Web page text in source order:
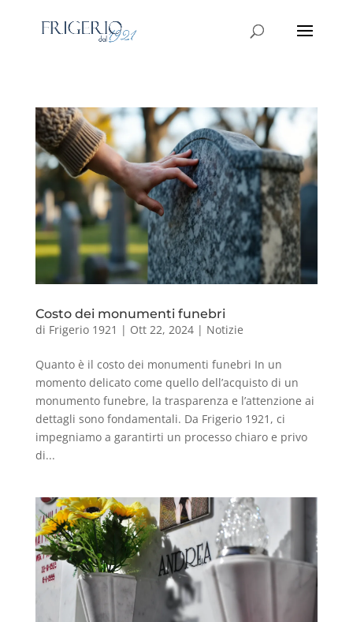
Costo dei monumenti funebri
di Frigerio 1921 | Ott 22, 2024| Notizie
Quanto è il costo dei monumenti funebri In un
momento delicato come quello dell’acquisto di un
monumento funebre, la trasparenza e l’attenzione ai
dettagli sono fondamentali. Da Frigerio 1921, ci
impegniamo a garantirti un processo chiaro e privo
di...